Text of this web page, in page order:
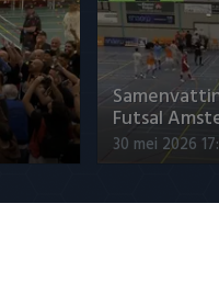
Futsal
30 mei 2026